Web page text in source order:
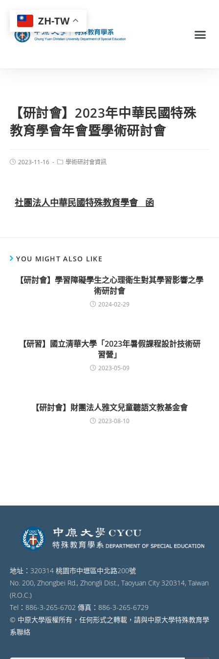
【研討會】2023年中華民國特殊
教育學會年會暨學術研討會
2023-11-16 學術研討會資訊
社團法人中華民國特殊教育學會 函
YOU MIGHT ALSO LIKE
【研討會】學習障礙學生之心理衛生對其學習影響之學
術研討會
2024-02-29
【研習】國立清華大學「2023年暑假課程設計技術研
習營」
2023-05-09
【研討會】財團法人雅文兒童聽語文教基金會
2023-08-10
地址：320314 桃園市中壢區中北路200號
No. 200, Zhongbei Rd., Zhongli Dist., Taoyuan City 320314, Taiwan
(R.O.C.)
Tel：886-3-265-6702 傳真：886-3-265-6729
© 中原大學版權所有，任何形式之轉載，請與中原大學特殊教育學
系聯絡
ZH-TW